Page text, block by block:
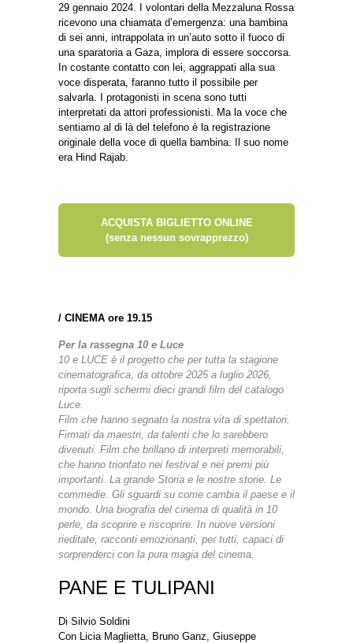
29 gennaio 2024. I volontari della Mezzaluna Rossa
ricevono una chiamata d’emergenza: una bambina
di sei anni, intrappolata in un’auto sotto il fuoco di
una sparatoria a Gaza, implora di essere soccorsa.
In costante contatto con lei, aggrappati alla sua
voce disperata, faranno tutto il possibile per
salvarla. I protagonisti in scena sono tutti
interpretati da attori professionisti. Ma la voce che
sentiamo al di là del telefono è la registrazione
originale della voce di quella bambina. Il suo nome
era Hind Rajab.
ACQUISTA BIGLIETTO ONLINE
(senza nessun sovrapprezzo)
/ CINEMA ore 19.15
Per la rassegna 10 e Luce
10 e LUCE è il progetto che per tutta la stagione
cinematografica, da ottobre 2025 a luglio 2026,
riporta sugli schermi dieci grandi film del catalogo
Luce.
Film che hanno segnato la nostra vita di spettatori.
Firmati da maestri, da talenti che lo sarebbero
divenuti. Film che brillano di interpreti memorabili,
che hanno trionfato nei festival e nei premi più
importanti. La grande Storia e le nostre storie. Le
commedie. Gli sguardi su come cambia il paese e il
mondo. Una biografia del cinema di qualità in 10
perle, da scoprire e riscoprire. In nuove versioni
rieditate, racconti emozionanti, per tutti, capaci di
sorprenderci con la pura magia del cinema.
PANE E TULIPANI
Di Silvio Soldini
Con Licia Maglietta, Bruno Ganz, Giuseppe